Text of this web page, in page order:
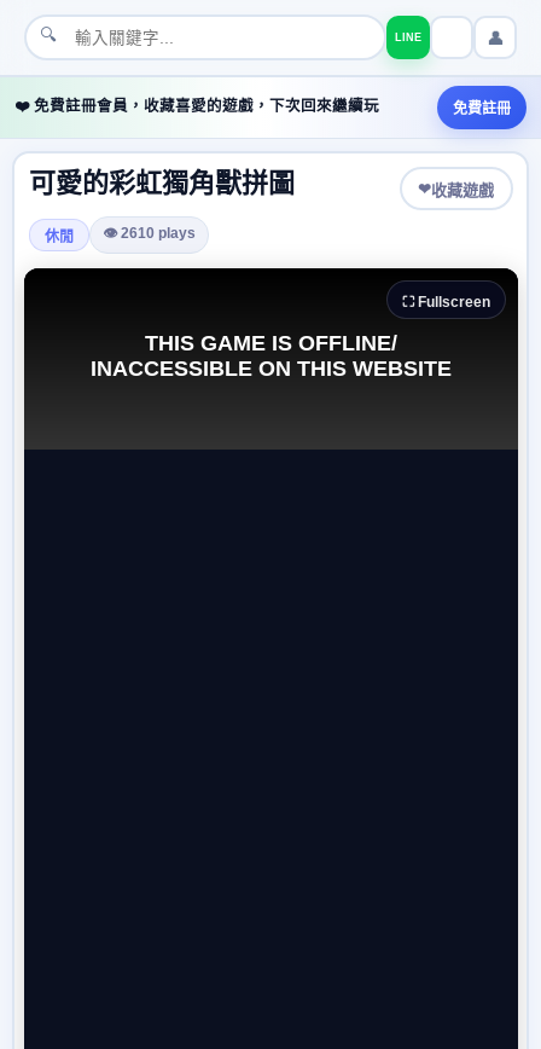
🔍 LINE 👤
❤️ 免費註冊會員，收藏喜愛的遊戲，下次回來繼續玩 免費註冊
可愛的彩虹獨角獸拼圖 ❤收藏遊戲
休閒 👁 2610 plays
⛶ Fullscreen